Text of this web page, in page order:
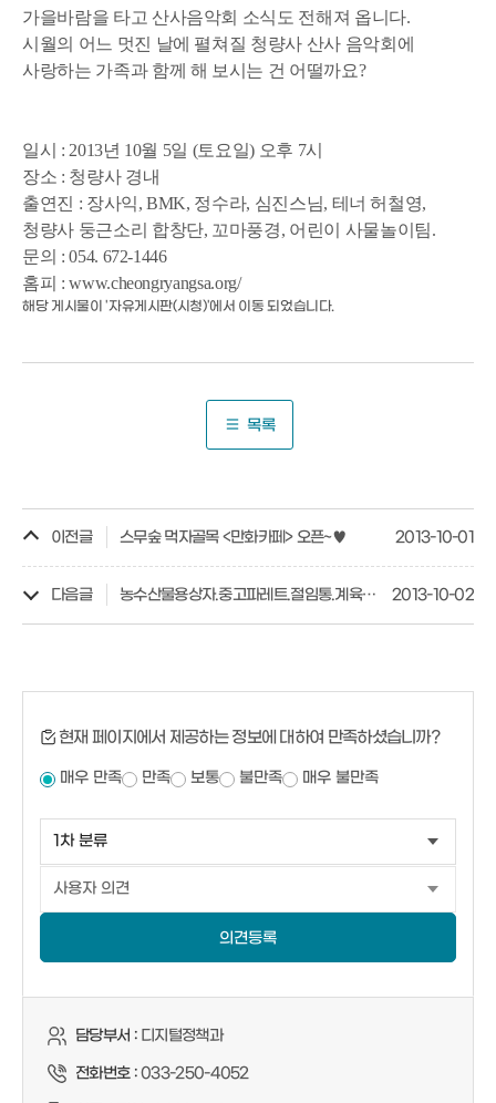
가을바람을 타고 산사음악회 소식도 전해져 옵니다.
시월의 어느 멋진 날에 펼쳐질 청량사 산사 음악회에
사랑하는 가족과 함께 해 보시는 건 어떨까요?
일시 : 2013년 10월 5일 (토요일) 오후 7시
장소 : 청량사 경내
출연진 : 장사익, BMK, 정수라, 심진스님, 테너 허철영,
청량사 둥근소리 합창단, 꼬마풍경, 어린이 사물놀이팀.
문의 : 054. 672-1446
홈피 : www.cheongryangsa.org/
해당 게시물이 '자유게시판(시청)'에서 이동 되었습니다.
목록
이전글 스무숲 먹자골목 <만화카페> 오픈~♥ 2013-10-01
다음글 농수산물용상자.중고파레트.절임통.계육상자.배추상자.행사용의자 2013-10-02
현재 페이지에서 제공하는 정보에 대하여 만족하셨습니까?
매우 만족 만족 보통 불만족 매우 불만족
의견등록
담당부서 :디지털정책과
전화번호 :033-250-4052